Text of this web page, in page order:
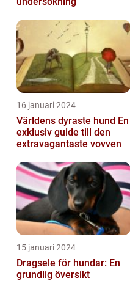
16 januari 2024
Världens dyraste hund En
exklusiv guide till den
extravagantaste vovven
15 januari 2024
Dragsele för hundar: En
grundlig översikt